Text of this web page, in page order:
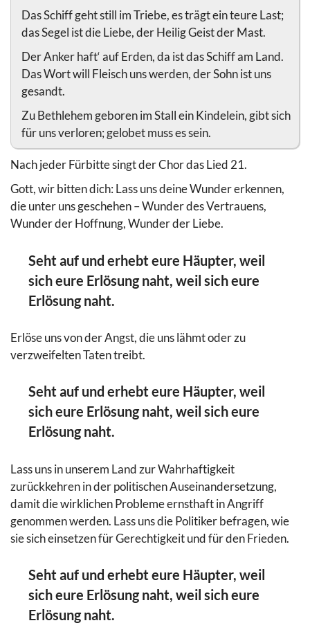
Das Schiff geht still im Triebe, es trägt ein teure Last;
das Segel ist die Liebe, der Heilig Geist der Mast.
Der Anker haft‘ auf Erden, da ist das Schiff am Land.
Das Wort will Fleisch uns werden, der Sohn ist uns
gesandt.
Zu Bethlehem geboren im Stall ein Kindelein, gibt sich
für uns verloren; gelobet muss es sein.
Nach jeder Fürbitte singt der Chor das Lied 21.
Gott, wir bitten dich: Lass uns deine Wunder erkennen,
die unter uns geschehen – Wunder des Vertrauens,
Wunder der Hoffnung, Wunder der Liebe.
Seht auf und erhebt eure Häupter, weil
sich eure Erlösung naht, weil sich eure
Erlösung naht.
Erlöse uns von der Angst, die uns lähmt oder zu
verzweifelten Taten treibt.
Seht auf und erhebt eure Häupter, weil
sich eure Erlösung naht, weil sich eure
Erlösung naht.
Lass uns in unserem Land zur Wahrhaftigkeit
zurückkehren in der politischen Auseinandersetzung,
damit die wirklichen Probleme ernsthaft in Angriff
genommen werden. Lass uns die Politiker befragen, wie
sie sich einsetzen für Gerechtigkeit und für den Frieden.
Seht auf und erhebt eure Häupter, weil
sich eure Erlösung naht, weil sich eure
Erlösung naht.